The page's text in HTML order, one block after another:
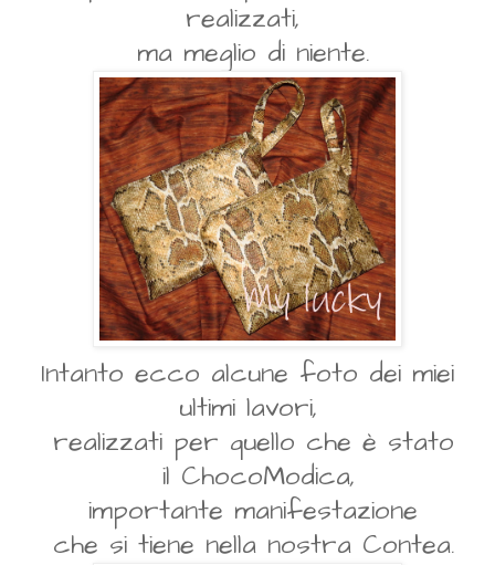
realizzati,
ma meglio di niente.
Intanto ecco alcune foto dei miei
ultimi lavori,
realizzati per quello che è stato
il ChocoModica,
importante manifestazione
che si tiene nella nostra Contea.